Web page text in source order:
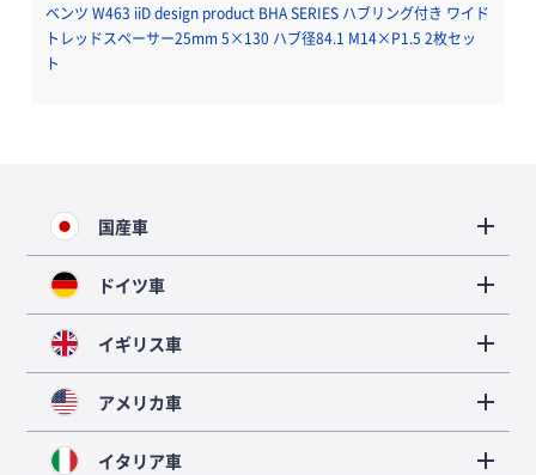
ベンツ W463 iiD design product BHA SERIES ハブリング付き ワイド
トレッドスペーサー25mm 5×130 ハブ径84.1 M14×P1.5 2枚セッ
ト
国産車
ドイツ車
イギリス車
アメリカ車
イタリア車